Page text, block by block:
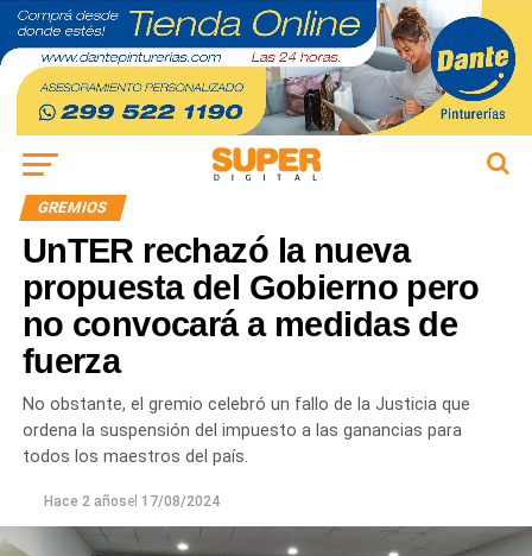
GREMIOS
UnTER rechazó la nueva
propuesta del Gobierno pero
no convocará a medidas de
fuerza
No obstante, el gremio celebró un fallo de la Justicia que
ordena la suspensión del impuesto a las ganancias para
todos los maestros del país.
Hace 2 añosel 17/08/2024